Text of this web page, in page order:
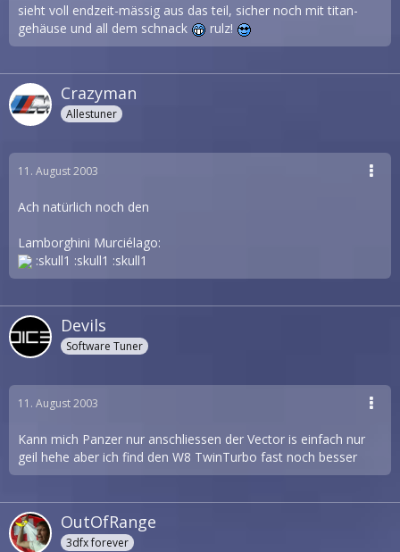
sieht voll endzeit-mässig aus das teil, sicher noch mit titan-
gehäuse und all dem schnack
rulz!
Crazyman
Allestuner
11. August 2003
Ach natürlich noch den
Lamborghini Murciélago:
:skull1 :skull1 :skull1
Devils
Software Tuner
11. August 2003
Kann mich Panzer nur anschliessen der Vector is einfach nur
geil hehe aber ich find den W8 TwinTurbo fast noch besser
OutOfRange
3dfx forever